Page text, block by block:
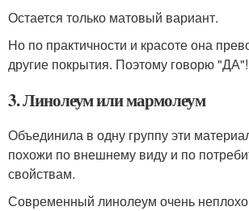
Остается только матовый вариант.
Но по практичности и красоте она
другие покрытия. Поэтому говорю "ДА"!
3. Линолеум или мармолеум
Объединила в одну группу эти
похожи по внешнему виду и по
свойствам.
Современный линолеум очень